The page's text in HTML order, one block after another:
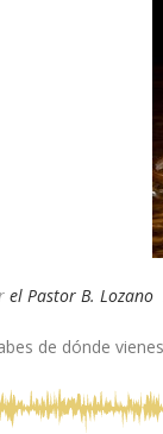
el Pastor B. Lozano
de dónde